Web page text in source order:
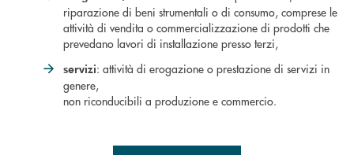
riparazione di beni strumentali o di consumo, comprese le
attività di vendita o commercializzazione di prodotti che
prevedano lavori di installazione presso terzi,
servizi: attività di erogazione o prestazione di servizi in
genere,
non riconducibili a produzione e commercio.